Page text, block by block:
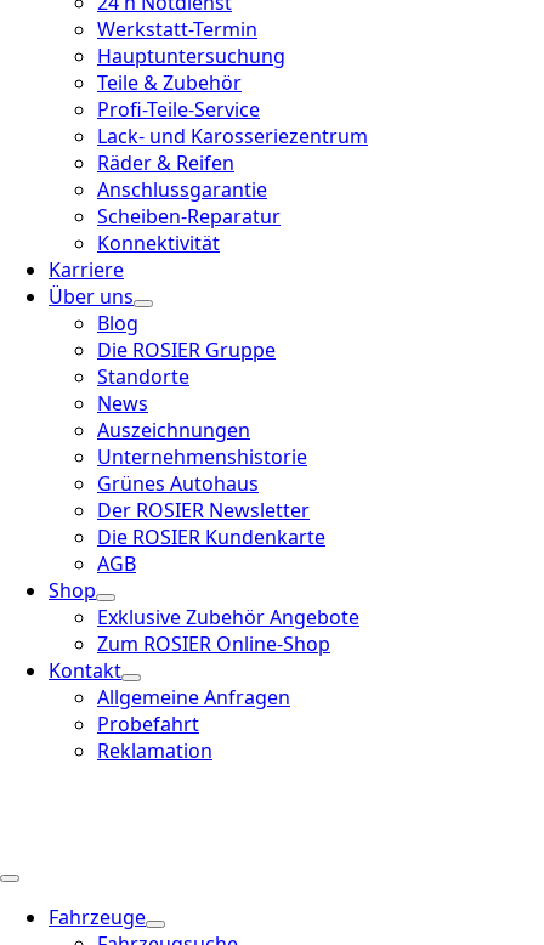
Werkstatt-Termin
Hauptuntersuchung
Teile & Zubehör
Profi-Teile-Service
Lack- und Karosseriezentrum
Räder & Reifen
Anschlussgarantie
Scheiben-Reparatur
Konnektivität
Karriere
Über uns
Blog
Die ROSIER Gruppe
Standorte
News
Auszeichnungen
Unternehmenshistorie
Grünes Autohaus
Der ROSIER Newsletter
Die ROSIER Kundenkarte
AGB
Shop
Exklusive Zubehör Angebote
Zum ROSIER Online-Shop
Kontakt
Allgemeine Anfragen
Probefahrt
Reklamation
Fahrzeuge